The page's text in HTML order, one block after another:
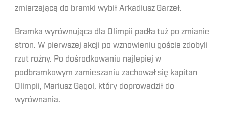
zmierzającą do bramki wybił Arkadiusz Garzeł.
Bramka wyrównująca dla Olimpii padła tuż po zmianie
stron. W pierwszej akcji po wznowieniu goście zdobyli
rzut rożny. Po dośrodkowaniu najlepiej w
podbramkowym zamieszaniu zachował się kapitan
Olimpii, Mariusz Gągol, który doprowadził do
wyrównania.